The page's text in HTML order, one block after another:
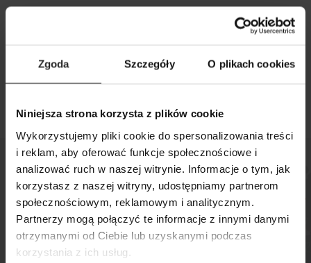
Zgoda Szczegóły O plikach cookies
Niniejsza strona korzysta z plików cookie
Wykorzystujemy pliki cookie do spersonalizowania treści
i reklam, aby oferować funkcje społecznościowe i
analizować ruch w naszej witrynie. Informacje o tym, jak
korzystasz z naszej witryny, udostępniamy partnerom
społecznościowym, reklamowym i analitycznym.
Partnerzy mogą połączyć te informacje z innymi danymi
otrzymanymi od Ciebie lub uzyskanymi podczas
korzystania z ich usług.
PDF
CZĘŚCI ZAMIENNE PDF
POKAŻ LISTĘ
DODAJ NASTĘPNY
POKAŻ PORÓWNANIE
DODAJ NASTĘPNY
DODAJ NASTĘPNY
Sprawdź, gdzie kupisz
nasze produkty
SZUKAJ